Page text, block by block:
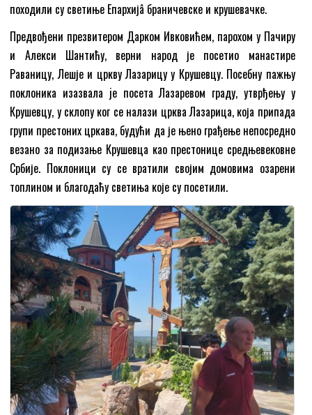
походили су светиње Епархијâ браничевске и крушевачке.
Предвођени презвитером Дарком Ивковићем, парохом у Пачиру
и Алекси Шантићу, верни народ је посетио манастире
Раваницу, Лешје и цркву Лазарицу у Крушевцу. Посебну пажњу
поклоника изазвала je посета Лазаревом граду, утврђењу у
Крушевцу, у склопу ког се налази црква Лазарица, која припада
групи престоних цркава, будући да је њено грађење непосредно
везано за подизање Крушевца као престонице средњевековне
Србије. Поклоници су се вратили својим домовима озарени
топлином и благодаћу светиња које су посетили.